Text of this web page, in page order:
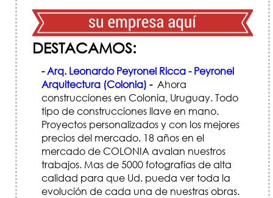
DESTACAMOS:
-Arq. Leonardo Peyronel Ricca - Peyronel
Arquitectura (Colonia) -Ahora
construcciones en Colonia, Uruguay. Todo
tipo de construcciones llave en mano.
Proyectos personalizados y con los mejores
precios del mercado. 18 años en el
mercado de COLONIA avalan nuestros
trabajos. Mas de 5000 fotografías de alta
calidad para que Ud. pueda ver toda la
evolución de cada una de nuestras obras.